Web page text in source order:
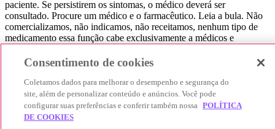
paciente. Se persistirem os sintomas, o médico deverá ser
consultado. Procure um médico e o farmacêutico. Leia a bula. Não
comercializamos, não indicamos, não receitamos, nenhum tipo de
medicamento essa função cabe exclusivamente a médicos e
consultar seu médico. Não somos uma loja ou marketplace, ou seja,
que você encontre o preço mais barato, comparando os preços de
produtos farmacêuticos. Contribuímos e damos auxílio para que sua
experiência seja bem-sucedida, mas a finalização da compra
acontece nos sites das nossas lojas parceiras.
Consentimento de cookies
Coletamos dados para melhorar o desempenho e segurança do
site, além de personalizar conteúdo e anúncios. Você pode
configurar suas preferências e conferir também nossa POLÍTICA
DE COOKIES